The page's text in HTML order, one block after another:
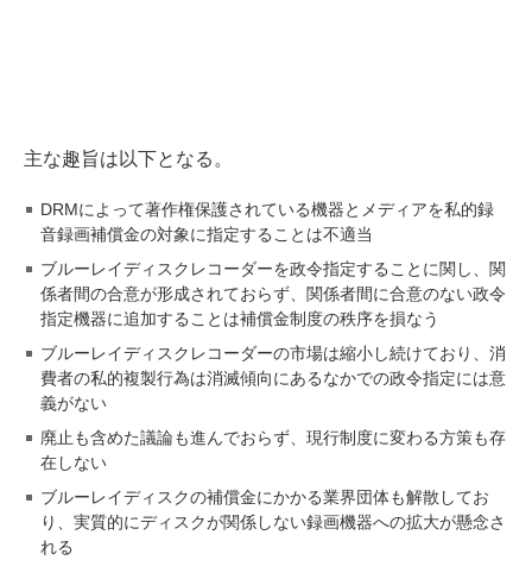
主な趣旨は以下となる。
DRMによって著作権保護されている機器とメディアを私的録
音録画補償金の対象に指定することは不適当
ブルーレイディスクレコーダーを政令指定することに関し、関
係者間の合意が形成されておらず、関係者間に合意のない政令
指定機器に追加することは補償金制度の秩序を損なう
ブルーレイディスクレコーダーの市場は縮小し続けており、消
費者の私的複製行為は消滅傾向にあるなかでの政令指定には意
義がない
廃止も含めた議論も進んでおらず、現行制度に変わる方策も存
在しない
ブルーレイディスクの補償金にかかる業界団体も解散してお
り、実質的にディスクが関係しない録画機器への拡大が懸念さ
れる